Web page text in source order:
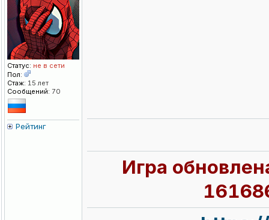
Статус: не в сети
Пол:
Стаж: 15 лет
Сообщений: 70
Рейтинг
Игра